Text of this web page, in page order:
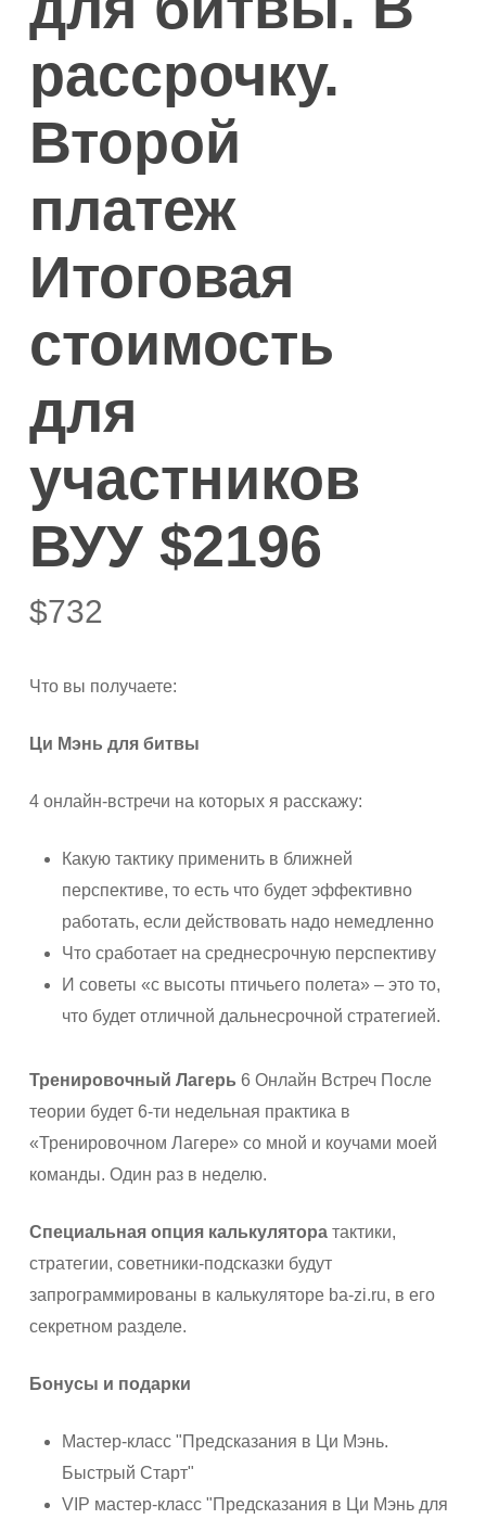
рассрочку.
Второй
платеж
Итоговая
стоимость
для
участников
ВУУ $2196
$732
Что вы получаете:
Ци Мэнь для битвы
4 онлайн-встречи на которых я расскажу:
Какую тактику применить в ближней
перспективе, то есть что будет эффективно
работать, если действовать надо немедленно
Что сработает на среднесрочную перспективу
И советы «с высоты птичьего полета» – это то,
что будет отличной дальнесрочной стратегией.
Тренировочный Лагерь 6 Онлайн Встреч После
теории будет 6-ти недельная практика в
«Тренировочном Лагере» со мной и коучами моей
команды. Один раз в неделю.
Специальная опция калькулятора тактики,
стратегии, советники-подсказки будут
запрограммированы в калькуляторе ba-zi.ru, в его
секретном разделе.
Бонусы и подарки
Мастер-класс "Предсказания в Ци Мэнь.
Быстрый Старт"
VIP мастер-класс "Предсказания в Ци Мэнь для